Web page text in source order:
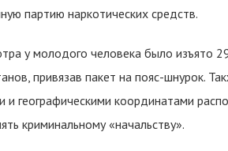
партию наркотических средств.
у молодого человека было изъято
привязав пакет на пояс-шнурок.
и географическими координатами
криминальному «начальству».